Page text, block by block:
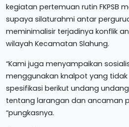
kegiatan pertemuan rutin FKPSB
supaya silaturahmi antar
meminimalisir terjadinya konflik
wilayah Kecamatan Slahung.
“Kami juga menyampaikan
menggunakan knalpot yang
spesifikasi berikut undang
tentang larangan dan ancaman
“pungkasnya.